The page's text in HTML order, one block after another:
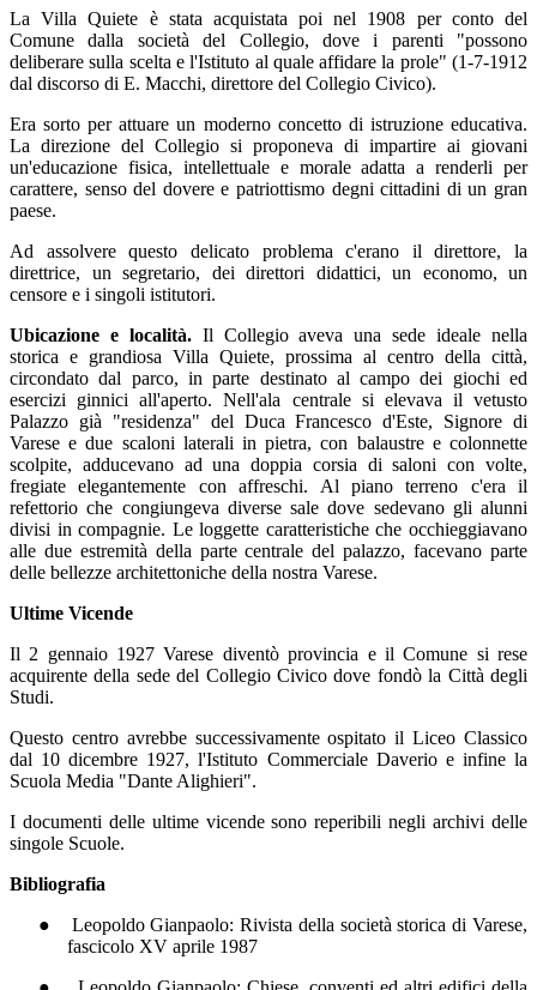
La Villa Quiete è stata acquistata poi nel 1908 per conto del
Comune dalla società del Collegio, dove i parenti "possono
deliberare sulla scelta e l'Istituto al quale affidare la prole" (1-7-1912
dal discorso di E. Macchi, direttore del Collegio Civico).
Era sorto per attuare un moderno concetto di istruzione educativa.
La direzione del Collegio si proponeva di impartire ai giovani
un'educazione fisica, intellettuale e morale adatta a renderli per
carattere, senso del dovere e patriottismo degni cittadini di un gran
paese.
Ad assolvere questo delicato problema c'erano il direttore, la
direttrice, un segretario, dei direttori didattici, un economo, un
censore e i singoli istitutori.
Ubicazione e località.Il Collegio aveva una sede ideale nella
storica e grandiosa Villa Quiete, prossima al centro della città,
circondato dal parco, in parte destinato al campo dei giochi ed
esercizi ginnici all'aperto. Nell'ala centrale si elevava il vetusto
Palazzo già "residenza" del Duca Francesco d'Este, Signore di
Varese e due scaloni laterali in pietra, con balaustre e colonnette
scolpite, adducevano ad una doppia corsia di saloni con volte,
fregiate elegantemente con affreschi. Al piano terreno c'era il
refettorio che congiungeva diverse sale dove sedevano gli alunni
divisi in compagnie. Le loggette caratteristiche che occhieggiavano
alle due estremità della parte centrale del palazzo, facevano parte
delle bellezze architettoniche della nostra Varese.
Ultime Vicende
Il 2 gennaio 1927 Varese diventò provincia e il Comune si rese
acquirente della sede del Collegio Civico dove fondò la Città degli
Studi.
Questo centro avrebbe successivamente ospitato il Liceo Classico
dal 10 dicembre 1927, l'Istituto Commerciale Daverio e infine la
Scuola Media "Dante Alighieri".
I documenti delle ultime vicende sono reperibili negli archivi delle
singole Scuole.
Bibliografia
●
Leopoldo Gianpaolo: Rivista della società storica di Varese,
fascicolo XV aprile 1987